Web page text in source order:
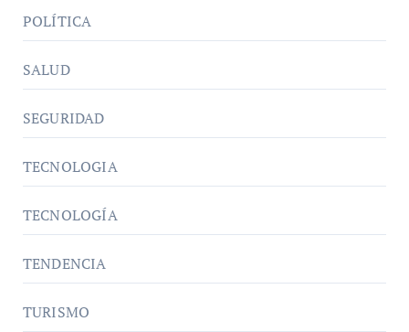
POLÍTICA
SALUD
SEGURIDAD
TECNOLOGIA
TECNOLOGÍA
TENDENCIA
TURISMO